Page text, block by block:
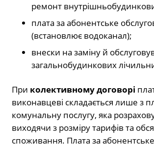
ремонт
плата за абонентське
(встановлює водоканал);
внески на заміну й
загальнобудинкових
При колективному договорі
виконавцеві складається лише з
комунальну послугу, яка
виходячи з розміру тарифів та
споживання. Плата за абонентське